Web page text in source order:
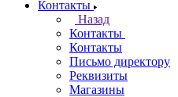
Контакты
Назад
Контакты
Контакты
Письмо директору
Реквизиты
Магазины